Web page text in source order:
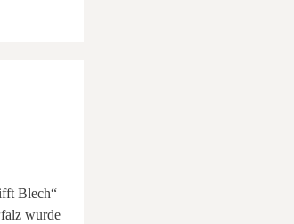
Blech“
wurde